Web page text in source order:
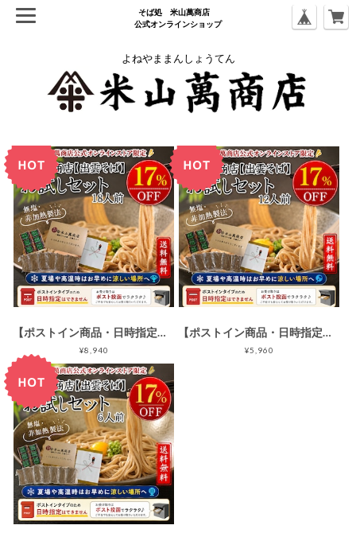
そば処 ⽶⼭萬商店
公式オンラインショップ
よねやままんしょうてん
【ポストイン商品・日時指定不可】18人前半生出雲そば（6人前×3セット）（お試し簡易包装・ご家庭用）【初回限定・送料無料】出雲そば通販専門店米山萬商店
¥8,940
【ポストイン商品・日時指定不可】12人前半生出雲そば（6人前×2セット）（お試し簡易包装・ご家庭用）【初回限定・送料無料】出雲そば通販専門店米山萬商店
¥5,960